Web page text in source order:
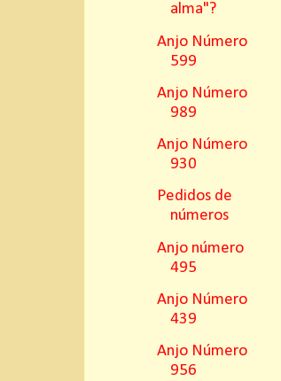
alma"?
Anjo Número
599
Anjo Número
989
Anjo Número
930
Pedidos de
números
Anjo número
495
Anjo Número
439
Anjo Número
956